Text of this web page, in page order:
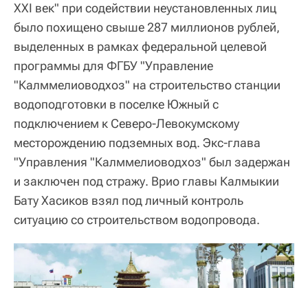
XXI век" при содействии неустановленных лиц
было похищено свыше 287 миллионов рублей,
выделенных в рамках федеральной целевой
программы для ФГБУ "Управление
"Калммелиоводхоз" на строительство станции
водоподготовки в поселке Южный с
подключением к Северо-Левокумскому
месторождению подземных вод. Экс-глава
"Управления "Калммелиоводхоз" был задержан
и заключен под стражу. Врио главы Калмыкии
Бату Хасиков взял под личный контроль
ситуацию со строительством водопровода.